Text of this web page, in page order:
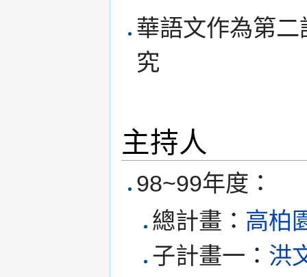
華語文作為第
究
主持人
98~99年度：
總計畫： 高柏
子計畫一： 洪